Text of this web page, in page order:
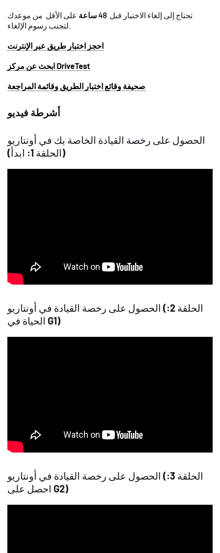
تحتاج إلى إلغاء الاختبار قبل 48 ساعة
على الأقل من موعدك
احجز اختبار طريق عبر الإنترنت
ابحث عن مركز DriveTest
صحيفة وقائع اختبار الطريق وقائمة المراجعة
أشرطة فيديو
الحصول على رخصة القيادة الخاصة بك في أونتاريو
(الحلقة 1: ابدأ)
الحصول على رخصة القيادة في أونتاريو (الحلقة 2:
الحياة في G1)
الحصول على رخصة القيادة في أونتاريو (الحلقة 3:
احصل على G2)